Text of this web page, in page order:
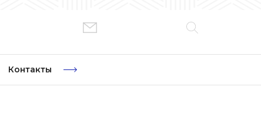
Контакты